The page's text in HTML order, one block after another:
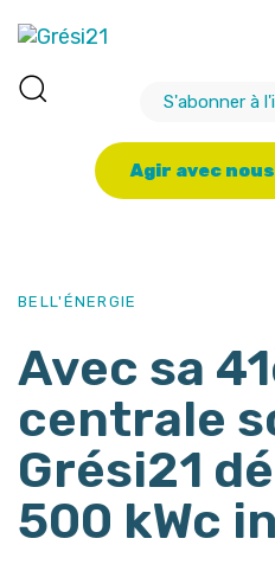
S'abonner à
Agir avec nous
BELL'ÉNERGIE
Avec sa
centrale
Grési21
500 kWc